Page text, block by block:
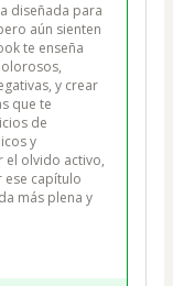
diseñada para
aún sienten
te enseña
y crear
que te
de
y
el olvido activo,
ese capítulo
más plena y